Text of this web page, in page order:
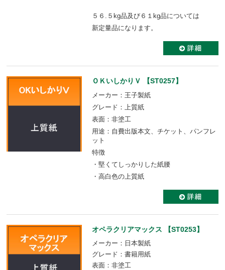
５６.５kg品及び６１kg品については
新定量品になります。
ＯＫいしかりＶ 【ST0257】
メーカー：王子製紙
グレード：上質紙
表面：非塗工
用途：自費出版本文、チケット、パンフレ
ット
特徴
・堅くてしっかりした紙腰
・高白色の上質紙
オペラクリアマックス 【ST0253】
メーカー：日本製紙
グレード：書籍用紙
表面：非塗工